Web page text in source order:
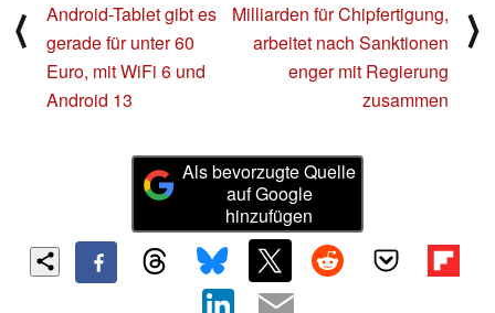
⟨
Android-Tablet gibt es
gerade für unter 60
Euro, mit WiFi 6 und
Android 13
Milliarden für Chipfertigung,
arbeitet nach Sanktionen
enger mit Regierung
zusammen
⟩
Als bevorzugte Quelle
auf Google
hinzufügen